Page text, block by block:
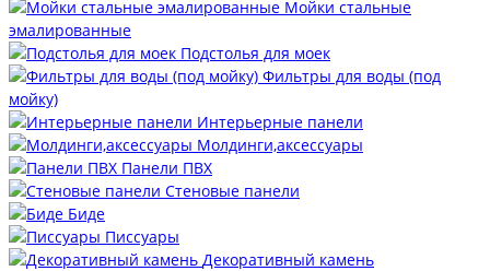
Мойки стальные
эмалированные
Подстолья для моек
Фильтры для воды (под
мойку)
Интерьерные панели
Молдинги,аксессуары
Панели ПВХ
Стеновые панели
Биде
Писсуары
Декоративный камень